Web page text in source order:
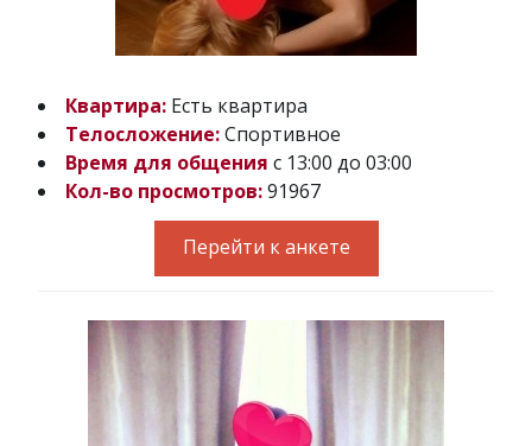
Квартира: Есть квартира
Телосложение:Спортивное
Время для общения с 13:00 до 03:00
Кол-во просмотров:91967
Перейти к анкете